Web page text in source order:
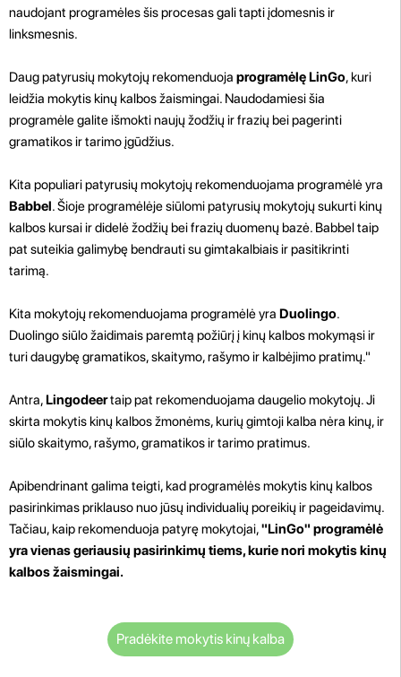
naudojant programėles šis procesas gali tapti įdomesnis ir
linksmesnis.
Daug patyrusių mokytojų rekomenduoja programėlę LinGo, kuri
leidžia mokytis kinų kalbos žaismingai. Naudodamiesi šia
programėle galite išmokti naujų žodžių ir frazių bei pagerinti
gramatikos ir tarimo įgūdžius.
Kita populiari patyrusių mokytojų rekomenduojama programėlė yra
Babbel. Šioje programėlėje siūlomi patyrusių mokytojų sukurti kinų
kalbos kursai ir didelė žodžių bei frazių duomenų bazė. Babbel taip
pat suteikia galimybę bendrauti su gimtakalbiais ir pasitikrinti
tarimą.
Kita mokytojų rekomenduojama programėlė yra Duolingo.
Duolingo siūlo žaidimais paremtą požiūrį į kinų kalbos mokymąsi ir
turi daugybę gramatikos, skaitymo, rašymo ir kalbėjimo pratimų."
Antra,Lingodeertaip pat rekomenduojama daugelio mokytojų. Ji
skirta mokytis kinų kalbos žmonėms, kurių gimtoji kalba nėra kinų, ir
siūlo skaitymo, rašymo, gramatikos ir tarimo pratimus.
Apibendrinant galima teigti, kad programėlės mokytis kinų kalbos
pasirinkimas priklauso nuo jūsų individualių poreikių ir pageidavimų.
Tačiau, kaip rekomenduoja patyrę mokytojai,"LinGo" programėlė
yra vienas geriausių pasirinkimų tiems, kurie nori mokytis kinų
kalbos žaismingai.
Pradėkite mokytis kinų kalba